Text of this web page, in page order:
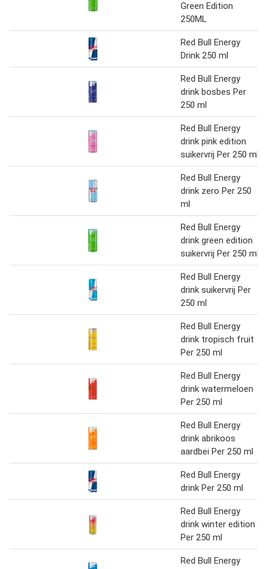
Green Edition
250ML
Red Bull Energy
Drink 250 ml
Red Bull Energy
drink bosbes Per
250 ml
Red Bull Energy
drink pink edition
suikervrij Per 250 ml
Red Bull Energy
drink zero Per 250
ml
Red Bull Energy
drink green edition
suikervrij Per 250 ml
Red Bull Energy
drink suikervrij Per
250 ml
Red Bull Energy
drink tropisch fruit
Per 250 ml
Red Bull Energy
drink watermeloen
Per 250 ml
Red Bull Energy
drink abrikoos
aardbei Per 250 ml
Red Bull Energy
drink Per 250 ml
Red Bull Energy
drink winter edition
Per 250 ml
Red Bull Energy